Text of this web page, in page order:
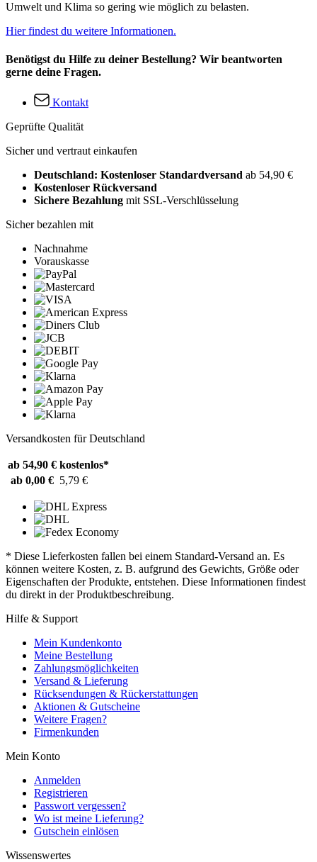
Umwelt und Klima so gering wie möglich zu belasten.
Hier findest du weitere Informationen.
Benötigst du Hilfe zu deiner Bestellung? Wir beantworten
gerne deine Fragen.
Kontakt
Geprüfte Qualität
Sicher und vertraut einkaufen
Deutschland: Kostenloser Standardversand ab 54,90 €
Kostenloser Rückversand
Sichere Bezahlung mit SSL-Verschlüsselung
Sicher bezahlen mit
Nachnahme
Vorauskasse
Versandkosten für Deutschland
ab 54,90 € kostenlos*
ab 0,00 € 5,79 €
* Diese Lieferkosten fallen bei einem Standard-Versand an. Es
können weitere Kosten, z. B. aufgrund des Gewichts, Größe oder
Eigenschaften der Produkte, entstehen. Diese Informationen findest
du direkt in der Produktbeschreibung.
Hilfe & Support
Mein Kundenkonto
Meine Bestellung
Zahlungsmöglichkeiten
Versand & Lieferung
Rücksendungen & Rückerstattungen
Aktionen & Gutscheine
Weitere Fragen?
Firmenkunden
Mein Konto
Anmelden
Registrieren
Passwort vergessen?
Wo ist meine Lieferung?
Gutschein einlösen
Wissenswertes